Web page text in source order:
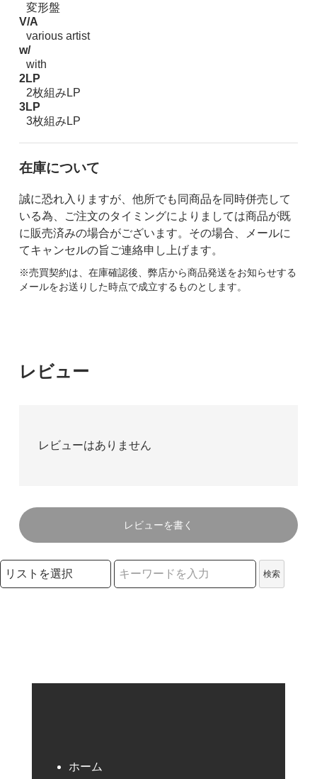
変形盤
V/A
various artist
w/
with
2LP
2枚組みLP
3LP
3枚組みLP
在庫について
誠に恐れ入りますが、他所でも同商品を同時併売して
いる為、ご注文のタイミングによりましては商品が既
に販売済みの場合がございます。その場合、メールに
てキャンセルの旨ご連絡申し上げます。
※売買契約は、在庫確認後、弊店から商品発送をお知らせする
メールをお送りした時点で成立するものとします。
レビュー
レビューはありません
レビューを書く
検索リストの選択
検索
ホーム